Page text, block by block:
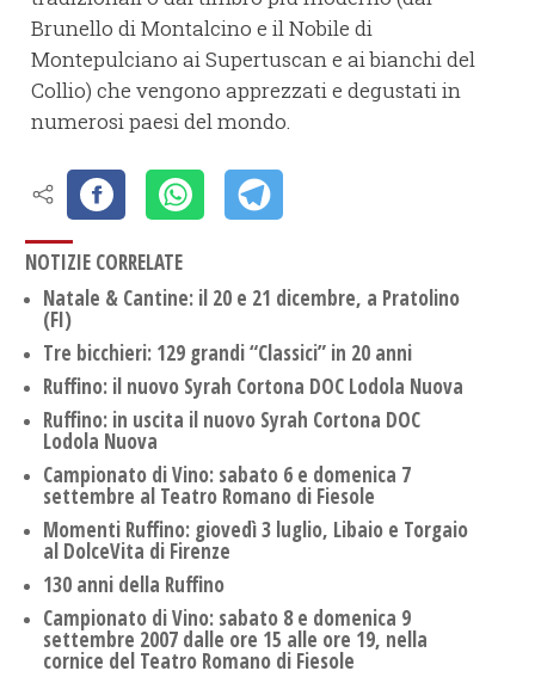
Brunello di Montalcino e il Nobile di
Montepulciano ai Supertuscan e ai bianchi del
Collio) che vengono apprezzati e degustati in
numerosi paesi del mondo.
NOTIZIE CORRELATE
Natale & Cantine: il 20 e 21 dicembre, a Pratolino
(FI)
Tre bicchieri: 129 grandi “Classici” in 20 anni
Ruffino: il nuovo Syrah Cortona DOC Lodola Nuova
Ruffino: in uscita il nuovo Syrah Cortona DOC
Lodola Nuova
Campionato di Vino: sabato 6 e domenica 7
settembre al Teatro Romano di Fiesole
Momenti Ruffino: giovedì 3 luglio, Libaio e Torgaio
al DolceVita di Firenze
130 anni della Ruffino
Campionato di Vino: sabato 8 e domenica 9
settembre 2007 dalle ore 15 alle ore 19, nella
cornice del Teatro Romano di Fiesole